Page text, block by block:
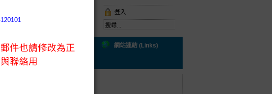
登入
口衛教室 (Oral Health) 網站連結 (Links)